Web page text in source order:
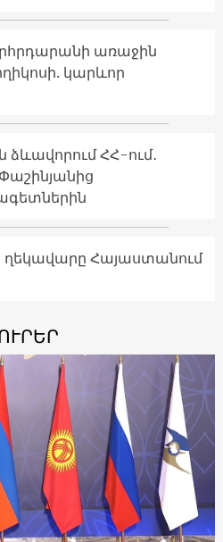
առաջին
կարևոր
ՀՀ-ում․
ղեկավարը Հայաստանում